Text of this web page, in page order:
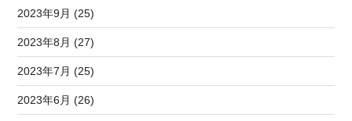
2023年9月 (25)
2023年8月 (27)
2023年7月 (25)
2023年6月 (26)